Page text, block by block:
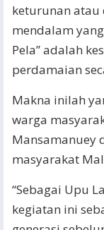
keturunan atau
mendalam
Pela” adalah
perdamaian
Makna inilah
warga
Mansamanuey
masyarakat
“Sebagai Upu
kegiatan ini